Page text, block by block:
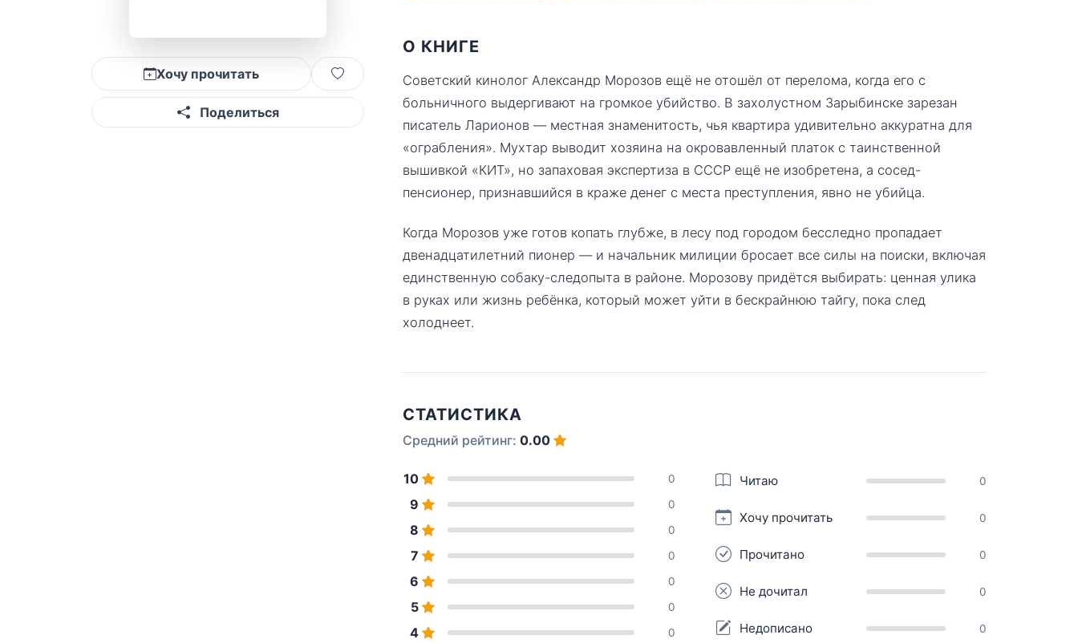
Хочу прочитать
Поделиться
О КНИГЕ
Советский кинолог Александр Морозов ещё не отошёл от перелома, когда его с
больничного выдергивают на громкое убийство. В захолустном Зарыбинске зарезан
писатель Ларионов — местная знаменитость, чья квартира удивительно аккуратна для
«ограбления». Мухтар выводит хозяина на окровавленный платок с таинственной
вышивкой «КИТ», но запаховая экспертиза в СССР ещё не изобретена, а сосед-
пенсионер, признавшийся в краже денег с места преступления, явно не убийца.
Когда Морозов уже готов копать глубже, в лесу под городом бесследно пропадает
двенадцатилетний пионер — и начальник милиции бросает все силы на поиски, включая
единственную собаку-следопыта в районе. Морозову придётся выбирать: ценная улика
в руках или жизнь ребёнка, который может уйти в бескрайнюю тайгу, пока след
холоднеет.
СТАТИСТИКА
Средний рейтинг: 0.00
10 0
9 0
8 0
7 0
6 0
5 0
4 0
Читаю 0
Хочу прочитать 0
Прочитано 0
Не дочитал 0
Недописано 0